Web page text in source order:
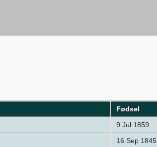
Fødsel
9 Jul 1859
16 Sep 1845